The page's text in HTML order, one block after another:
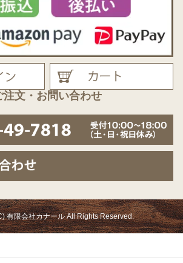
注文・お問い合わせ
有限会社カナール All Rights Reserved.